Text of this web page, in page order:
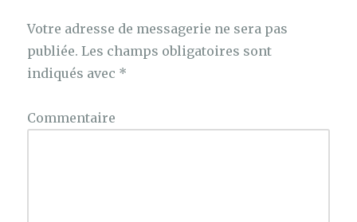
Votre adresse de messagerie ne sera pas
publiée. Les champs obligatoires sont
indiqués avec *
Commentaire